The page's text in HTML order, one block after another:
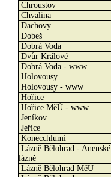
Chroustov
Chvalina
Dachovy
Dobeš
Dobrá Voda
Dvůr Králové
Dobrá Voda - www
Holovousy
Holovousy - www
Hořice
Hořice MěÚ - www
Jeníkov
Jeřice
Konecchlumí
Lázně Bělohrad - Anenské
lázně
Lázně Bělohrad MěÚ